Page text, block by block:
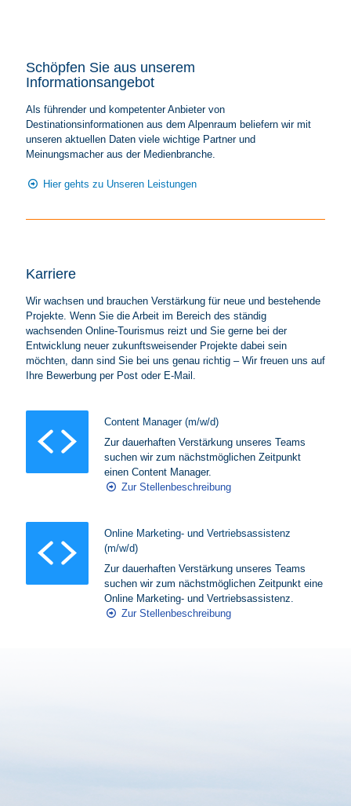
Schöpfen Sie aus unserem
Informationsangebot
Als führender und kompetenter Anbieter von
Destinationsinformationen aus dem Alpenraum beliefern wir mit
unseren aktuellen Daten viele wichtige Partner und
Meinungsmacher aus der Medienbranche.
Hier gehts zu Unseren Leistungen
Karriere
Wir wachsen und brauchen Verstärkung für neue und bestehende
Projekte. Wenn Sie die Arbeit im Bereich des ständig
wachsenden Online-Tourismus reizt und Sie gerne bei der
Entwicklung neuer zukunftsweisender Projekte dabei sein
möchten, dann sind Sie bei uns genau richtig – Wir freuen uns auf
Ihre Bewerbung per Post oder E-Mail.
Content Manager (m/w/d)
Zur dauerhaften Verstärkung unseres Teams
suchen wir zum nächstmöglichen Zeitpunkt
einen Content Manager.
Zur Stellenbeschreibung
Online Marketing- und Vertriebsassistenz
(m/w/d)
Zur dauerhaften Verstärkung unseres Teams
suchen wir zum nächstmöglichen Zeitpunkt eine
Online Marketing- und Vertriebsassistenz.
Zur Stellenbeschreibung